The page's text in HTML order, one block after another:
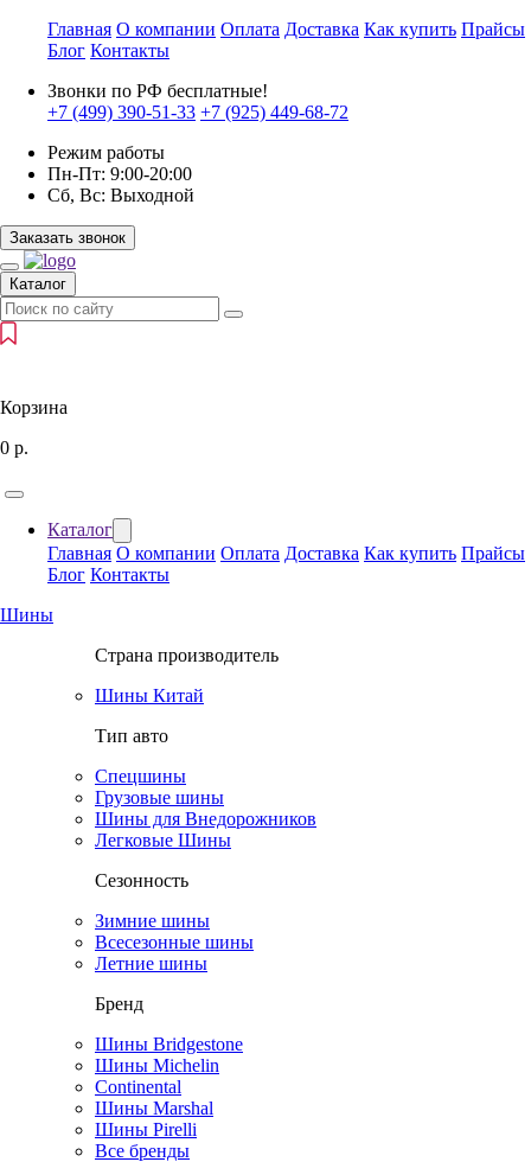
Главная О компании Оплата Доставка Как купить Прайсы
Блог Контакты
Звонки по РФ бесплатные!
+7 (499) 390-51-33 +7 (925) 449-68-72
Режим работы
Пн-Пт: 9:00-20:00
Сб, Вс: Выходной
Заказать звонок
Каталог
Корзина
0 р.
Каталог
Главная О компании Оплата Доставка Как купить Прайсы
Блог Контакты
Шины
Страна производитель
Шины Китай
Тип авто
Спецшины
Грузовые шины
Шины для Внедорожников
Легковые Шины
Сезонность
Зимние шины
Всесезонные шины
Летние шины
Бренд
Шины Bridgestone
Шины Michelin
Continental
Шины Marshal
Шины Pirelli
Все бренды